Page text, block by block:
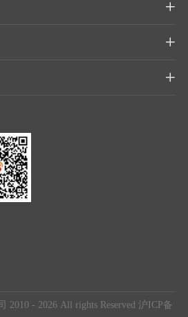



2010 - 2026 All rights Reserved 沪ICP备